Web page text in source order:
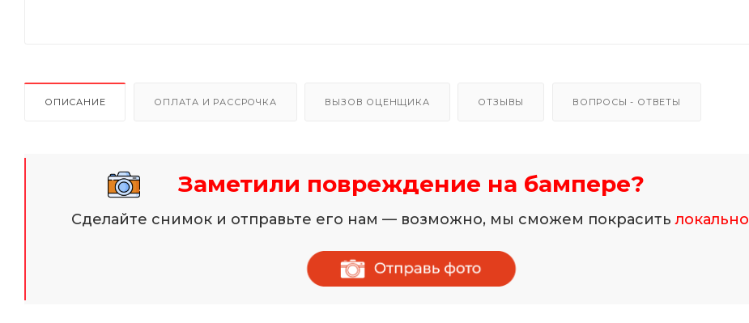
ОПИСАНИЕ ОПЛАТА И РАССРОЧКА ВЫЗОВ ОЦЕНЩИКА ОТЗЫВЫ ВОПРОСЫ - ОТВЕТЫ
Заметили повреждение на бампере?
Сделайте снимок и отправьте его нам — возможно, мы сможем покраситьлокально